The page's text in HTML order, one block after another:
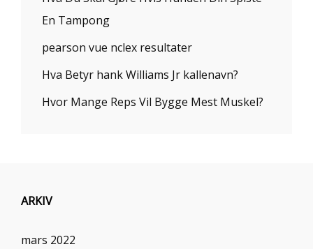
En Tampong
pearson vue nclex resultater
Hva Betyr hank Williams Jr kallenavn?
Hvor Mange Reps Vil Bygge Mest Muskel?
ARKIV
mars 2022